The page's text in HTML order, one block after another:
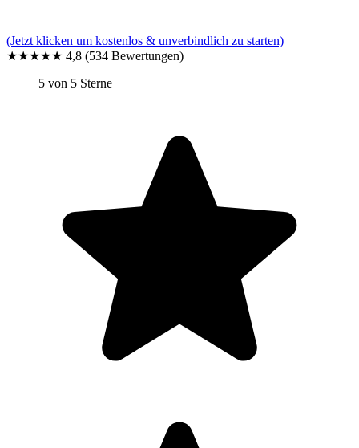
(Jetzt klicken um kostenlos & unverbindlich zu starten)
★★★★★ 4,8 (534 Bewertungen)
5 von 5 Sterne